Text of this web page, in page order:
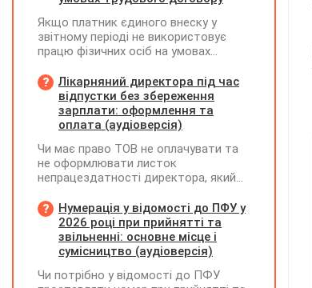
Якщо платник єдиного внеску у
звітному періоді не використовує
працю фізичних осіб на умовах
на інших умовах, передбачених
законодавством, Додаток Д1/
Додаток ФІЗ-Д1 за відповідний
період не подається
Лікарняний директора під час
відпустки без збереження
зарплати: оформлення та
оплата (аудіоверсія)
Чи має право ТОВ не оплачувати та
не оформлювати листок
непрацездатності директора, який
збереження заробітної плати під час
призупинення діяльності
підприємства?
Нумерація у відомості до ПФУ у
2026 році при прийнятті та
звільненні: основне місце і
сумісництво (аудіоверсія)
Чи потрібно у відомості до ПФУ